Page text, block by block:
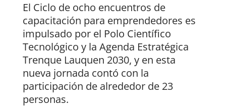
El Ciclo de ocho encuentros de
capacitación para emprendedores es
impulsado por el Polo Científico
Tecnológico y la Agenda Estratégica
Trenque Lauquen 2030, y en esta
nueva jornada contó con la
participación de alrededor de 23
personas.